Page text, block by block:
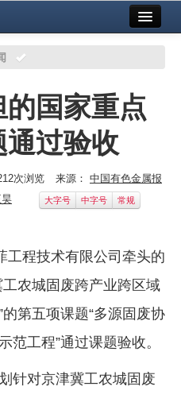
国家重点
过验收
次浏览 来源： 中国有色金属报
昊 大字号 中字号 常规
工程技术有限公司牵头的
农城固废跨产业跨区域
第五项课题“多源固废协
范工程”通过课题验收。
针对京津冀工农城固废